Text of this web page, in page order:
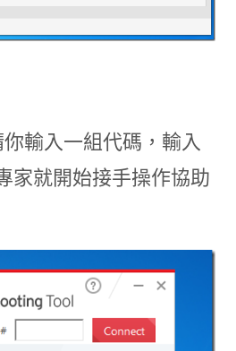
輸入一組代碼，輸入
家就開始接手操作協助